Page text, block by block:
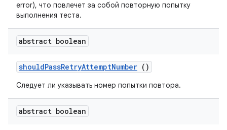
error), что повлечет за собой повторную попытку
выполнения теста.
abstract boolean
shouldPassRetryAttemptNumber ()
Следует ли указывать номер попытки повтора.
abstract boolean